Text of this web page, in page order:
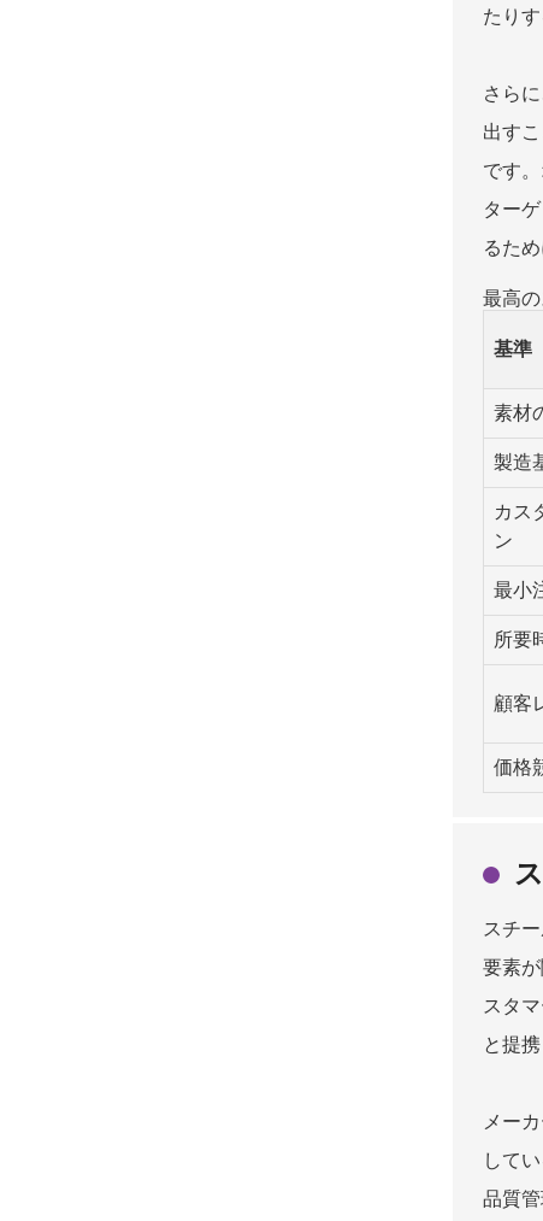
たり
さら
出す
です
ター
るた
最高
基準
素材
製造
カス
ン
最小
所要
顧客
価格
スチ
要素
スタ
と提
メー
して
品質